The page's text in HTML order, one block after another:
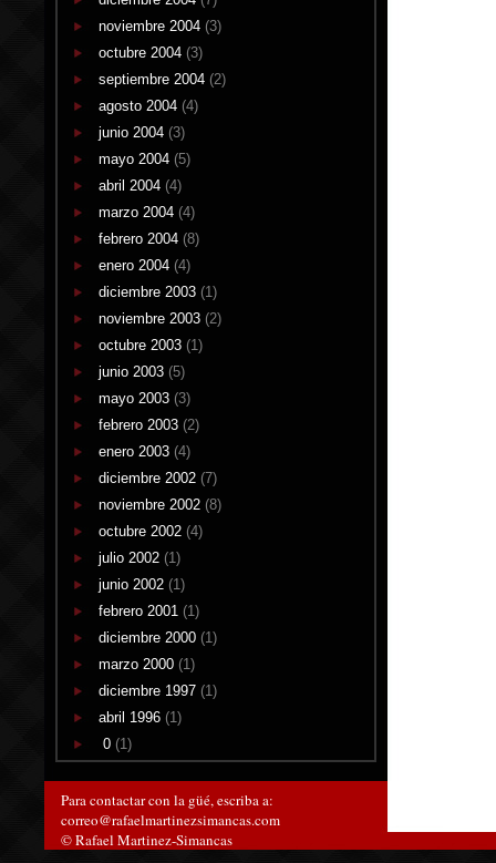
noviembre 2004 (3)
octubre 2004 (3)
septiembre 2004 (2)
agosto 2004 (4)
junio 2004 (3)
mayo 2004 (5)
abril 2004 (4)
marzo 2004 (4)
febrero 2004 (8)
enero 2004 (4)
diciembre 2003 (1)
noviembre 2003 (2)
octubre 2003 (1)
junio 2003 (5)
mayo 2003 (3)
febrero 2003 (2)
enero 2003 (4)
diciembre 2002 (7)
noviembre 2002 (8)
octubre 2002 (4)
julio 2002 (1)
junio 2002 (1)
febrero 2001 (1)
diciembre 2000 (1)
marzo 2000 (1)
diciembre 1997 (1)
abril 1996 (1)
0 (1)
Para contactar con la güé, escriba a:
correo@rafaelmartinezsimancas.com
© Rafael Martinez-Simancas